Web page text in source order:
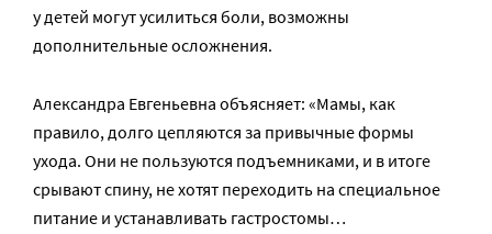
у детей могут усилиться боли, возможны
дополнительные осложнения.
Александра Евгеньевна объясняет: «Мамы, как
правило, долго цепляются за привычные формы
ухода. Они не пользуются подъемниками, и в итоге
срывают спину, не хотят переходить на специальное
питание и устанавливать гастростомы…